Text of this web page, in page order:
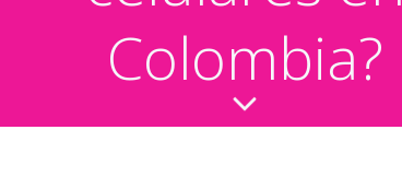
Colombia?